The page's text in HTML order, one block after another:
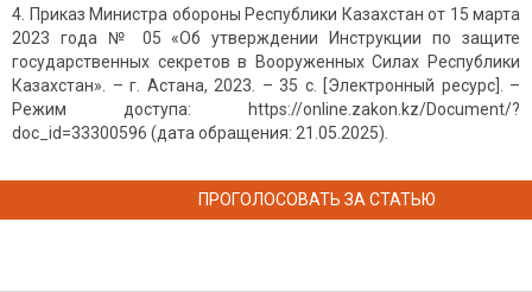
Приказ Министра обороны Республики Казахстан от 15 марта
2023 года № 05 «Об утверждении Инструкции по защите
государственных секретов в Вооруженных Силах Республики
Казахстан». – г. Астана, 2023. – 35 с. [Электронный ресурс]. –
Режим доступа: https://online.zakon.kz/Document/?
doc_id=33300596 (дата обращения: 21.05.2025).
ПРОГОЛОСОВАТЬ ЗА СТАТЬЮ